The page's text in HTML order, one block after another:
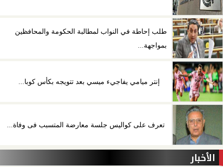
طلب إحاطة في النواب لمطالبة الحكومة والمحافظين
بمواجهة...
إنتر ميامي يفاجيء ميسي بعد تتويجه بكأس كوبا...
تعرف على كواليس جلسة معارضة المتسبب فى وفاة...
الأخبار